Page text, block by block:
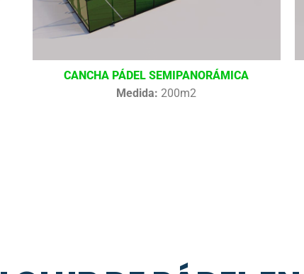
CANCHA PÁDEL SEMIPANORÁMICA
Medida: 200m2